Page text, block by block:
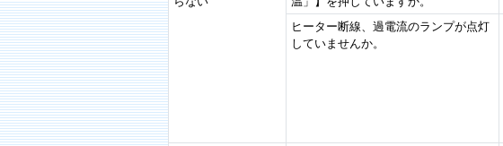
ヒーター断線、過電流のランプが点灯
していませんか。